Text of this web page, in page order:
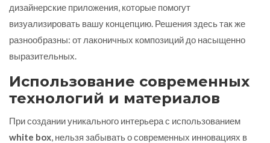
дизайнерские приложения, которые помогут
визуализировать вашу концепцию. Решения здесь так же
разнообразны: от лаконичных композиций до насыщенно
выразительных.
Использование современных
технологий и материалов
При создании уникального интерьера с использованием
white box, нельзя забывать о современных инновациях в